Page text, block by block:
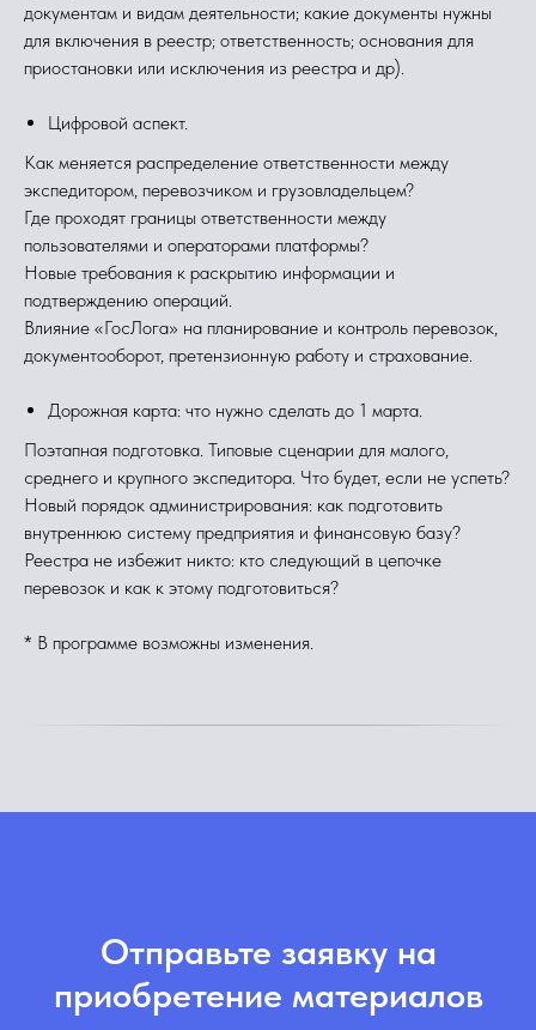
документам и видам деятельности; какие документы нужны
для включения в реестр; ответственность; основания для
приостановки или исключения из реестра и др).
Цифровой аспект.
Как меняется распределение ответственности между
экспедитором, перевозчиком и грузовладельцем?
Где проходят границы ответственности между
пользователями и операторами платформы?
Новые требования к раскрытию информации и
подтверждению операций.
Влияние «ГосЛога» на планирование и контроль перевозок,
документооборот, претензионную работу и страхование.
Дорожная карта: что нужно сделать до 1 марта.
Поэтапная подготовка. Типовые сценарии для малого,
среднего и крупного экспедитора. Что будет, если не успеть?
Новый порядок администрирования: как подготовить
внутреннюю систему предприятия и финансовую базу?
Реестра не избежит никто: кто следующий в цепочке
перевозок и как к этому подготовиться?
* В программе возможны изменения.
Отправьте заявку на
приобретение материалов